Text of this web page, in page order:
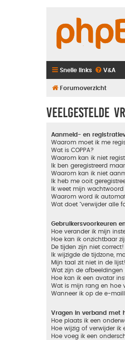
Snelle links V&A
Forumoverzicht
Veelgestelde
Aanmeld- en
Waarom moet ik me
Wat is COPPA?
Waarom kan ik niet
Ik ben geregistreerd
Waarom kan ik niet
Ik heb me ooit
Ik weet mijn
Waarom word ik
Wat doet "verwijder alle
Gebruikersvoorkeuren
Hoe verander ik mijn
Hoe kan ik onzichtbaar
De tijden zijn niet correct!
Ik wijzigde de tijdzone,
Mijn taal zit niet in de lijst!
Wat zijn de
Hoe kan ik een avatar
Wat is mijn rang en hoe
Wanneer ik op de e-
Vragen in verband met
Hoe plaats ik een
Hoe wijzig of verwijder ik
Hoe voeg ik een